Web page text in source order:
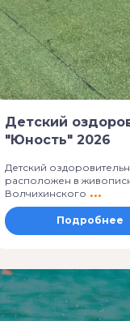
Детский
"Юность" 2026
Детский
расположен в
Волчихинского
Подробнее